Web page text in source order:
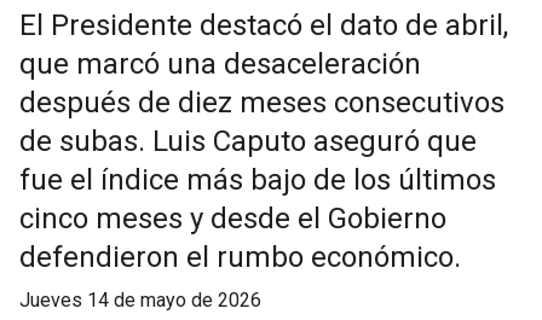
El Presidente destacó el dato de abril,
que marcó una desaceleración
después de diez meses consecutivos
de subas. Luis Caputo aseguró que
fue el índice más bajo de los últimos
cinco meses y desde el Gobierno
defendieron el rumbo económico.
jueves 14 de mayo de 2026